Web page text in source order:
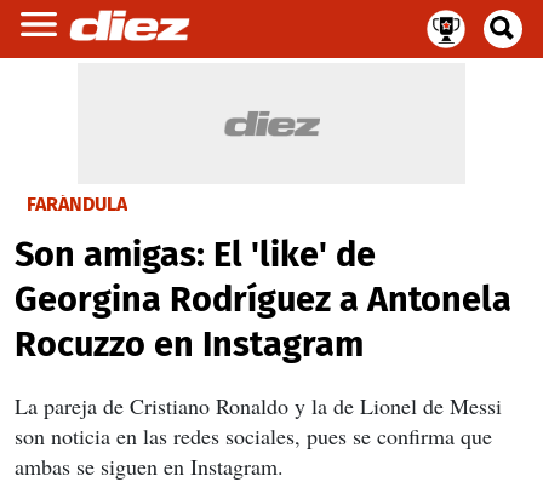
FARÁNDULA
Son amigas: El 'like' de
Georgina Rodríguez a Antonela
Rocuzzo en Instagram
La pareja de Cristiano Ronaldo y la de Lionel de Messi
son noticia en las redes sociales, pues se confirma que
ambas se siguen en Instagram.